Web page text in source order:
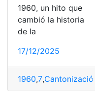
1960, un hito que
cambió la historia
de la
17/12/2025
1960,7,Cantonización